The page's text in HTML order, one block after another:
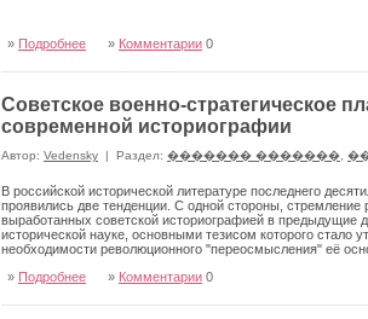
» Подробнее » Комментарии 0
Советское военно-стратегическое
современной историографии
Автор: Vedensky | Раздел: ������� �������
В российской исторической литературе последнего
проявились две тенденции. С одной стороны,
выработанных советской историографией в предыдущие
исторической науке, основными тезисом которого стало
необходимости революционного "переосмысления" её
стороны, значительное число историков не видит
подходам и игнорирования документов, ставших
отмечает: "Поразительно, что очень часто публикации,
» Подробнее » Комментарии 0